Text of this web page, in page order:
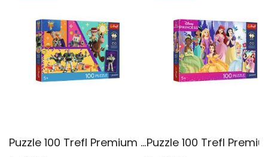
Puzzle 100 Trefl Premium Plus Kids Zabawki w akcji Toy Story 16556